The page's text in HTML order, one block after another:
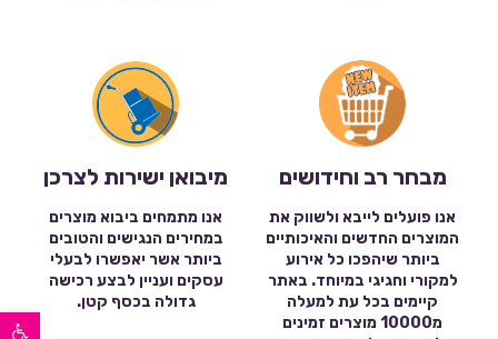
פתח סרגל נגישות
מבחר רב וחידושים
אנו פועלים לייבא ולשווק את
המוצרים החדשים והאיכותיים
ביותר שיהפכו כל אירוע
למקורי וחגיגי במיוחד. באתר
קיימים בכל עת למעלה
מ10000 מוצרים זמינים
מיבואן ישירות לצרכן
אנו מתמחים ביבוא מוצרים
במחירים הנגישים והטובים
ביותר אשר יאפשרו לבעלי
עסקים ועניין לבצע רכישה
גדולה בכסף קטן.